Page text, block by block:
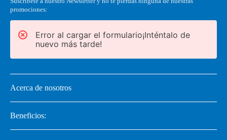
promociones:
Error al cargar el formulario¡Inténtalo de
nuevo más tarde!
Acerca de nosotros
Beneficios: